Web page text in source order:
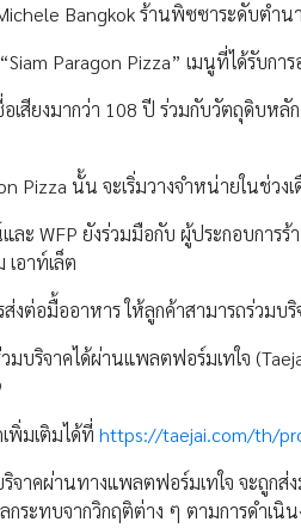
Bangkok ร้านพิซซาระดับตำน
Paragon Pizza” เมนูที่ได้รับก
สียงมากว่า 108 ปี ร่วมกับวัตถุดิบหลั
Pizza นั้น จะเริ่มวางจำหน่ายในช่ว
ละ WFP ยังร่วมมือกับ ผู้ประกอบการ
อาท์เล็ต
งต่อมื้ออาหาร ให้ลูกค้าสามารถร่วม
มบริจาคได้ผ่านแพลตฟอร์มเทใจ
พิ่มเติมได้ที่ https://taejai.com/th/
จาคผ่านทางแพลตฟอร์มเทใจ จะถูก
ระทบจากวิกฤติต่าง ๆ ตามการดำเนิ